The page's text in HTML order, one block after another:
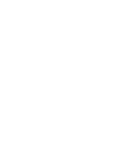
der
können Sie
Ihrer
in folgenden